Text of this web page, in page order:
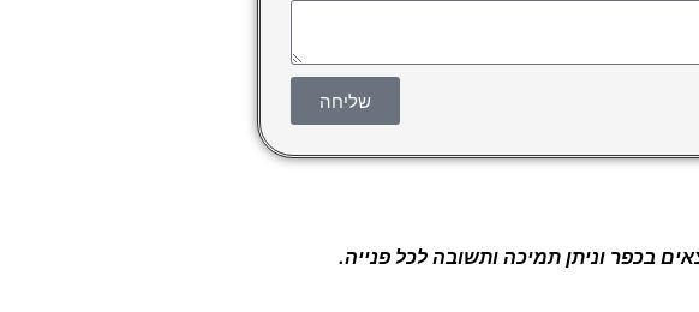
שליחה
בכפר וניתן תמיכה ותשובה לכל פנייה.